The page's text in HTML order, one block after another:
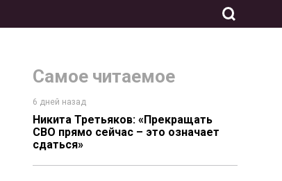
Самое читаемое
6 дней назад
Никита Третьяков: «Прекращать
СВО прямо сейчас – это означает
сдаться»